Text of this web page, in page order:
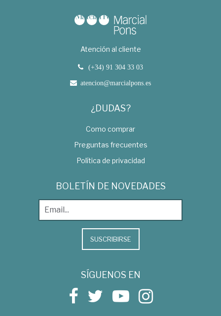
Atención al cliente
(+34) 91 304 33 03
atencion@marcialpons.es
¿DUDAS?
Como comprar
Preguntas frecuentes
Política de privacidad
BOLETÍN DE NOVEDADES
SUSCRIBIRSE
SÍGUENOS EN